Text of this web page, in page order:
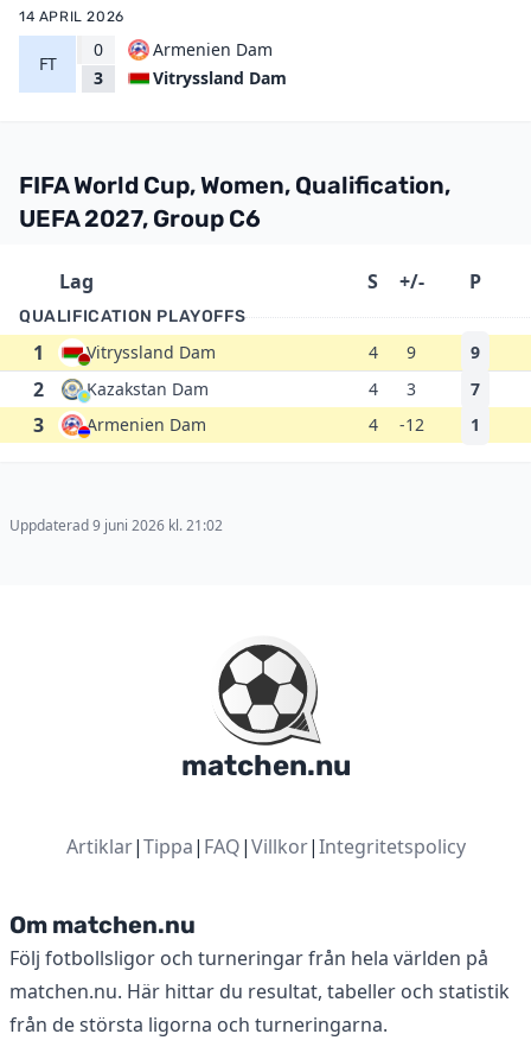
14 APRIL 2026
FT
0
3
Armenien Dam
Vitryssland Dam
FIFA World Cup, Women, Qualification,
UEFA 2027, Group C6
Lag S +/- P
QUALIFICATION PLAYOFFS
1 Vitryssland Dam 4 9 9
2 Kazakstan Dam 4 3 7
3 Armenien Dam 4 -12 1
Uppdaterad 9 juni 2026 kl. 21:02
matchen.nu
Artiklar|Tippa| FAQ|Villkor|Integritetspolicy
Om matchen.nu
Följ fotbollsligor och turneringar från hela världen på
matchen.nu. Här hittar du resultat, tabeller och statistik
från de största ligorna och turneringarna.